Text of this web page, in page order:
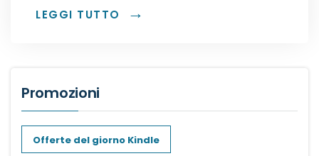
Bikers romance
Dark romance
LEGGI TUTTO
Promozioni
Offerte del giorno Kindle